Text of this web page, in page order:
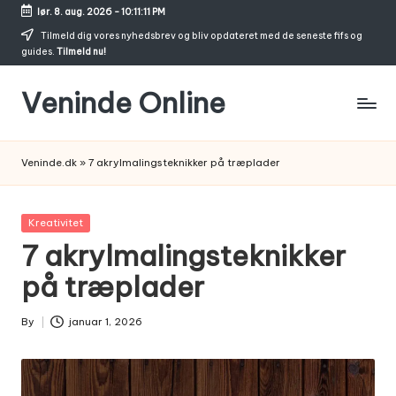
Skip
lør. 8. aug. 2026-10:11:12 PM
Tilmeld dig vores nyhedsbrev og bliv opdateret med de seneste fifs og
guides. Tilmeld nu!
Veninde Online
inspiration
Veninde.dk » 7 akrylmalingsteknikker på træplader
Posted
Kreativitet
7 akrylmalingsteknikker
på træplader
Posted
By januar 1, 2026